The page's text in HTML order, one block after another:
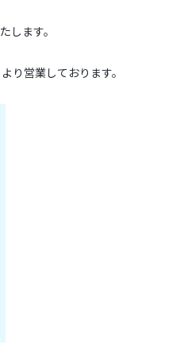
します。
り営業しております。